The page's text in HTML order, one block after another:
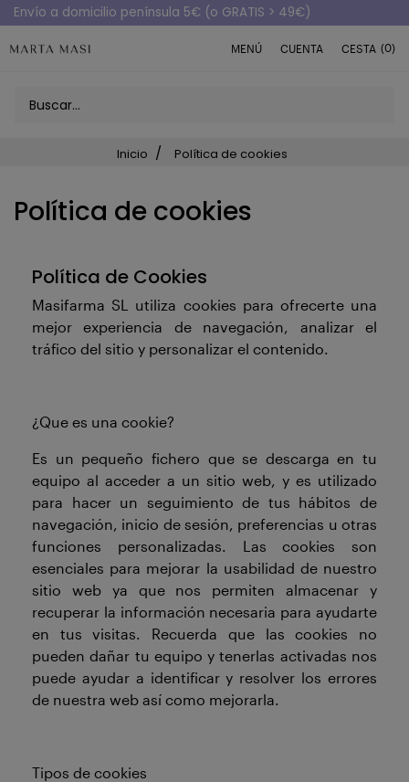
Envío a domicilio península 5€ (o GRATIS > 49€)
MENÚ CUENTA CESTA (0)
Inicio Política de cookies
Política de cookies
Política de Cookies
Masifarma SL utiliza cookies para ofrecerte una
mejor experiencia de navegación, analizar el
tráfico del sitio y personalizar el contenido.
¿Que es una cookie?
Es un pequeño fichero que se descarga en tu
equipo al acceder a un sitio web, y es utilizado
para hacer un seguimiento de tus hábitos de
navegación, inicio de sesión, preferencias u otras
funciones personalizadas. Las cookies son
esenciales para mejorar la usabilidad de nuestro
sitio web ya que nos permiten almacenar y
recuperar la información necesaria para ayudarte
en tus visitas. Recuerda que las cookies no
pueden dañar tu equipo y tenerlas activadas nos
puede ayudar a identificar y resolver los errores
de nuestra web así como mejorarla.
Tipos de cookies